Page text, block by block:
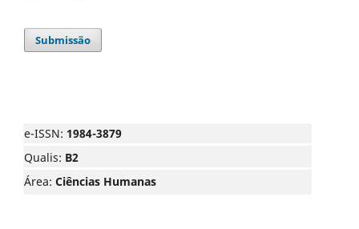
Submissão
e-ISSN: 1984-3879
Qualis: B2
Área: Ciências Humanas